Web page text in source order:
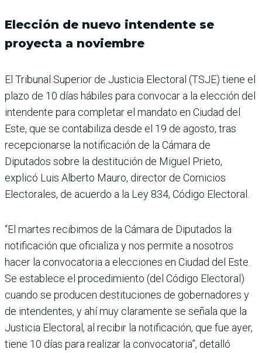
Elección de nuevo intendente se
proyecta a noviembre
El Tribunal Superior de Justicia Electoral (TSJE) tiene el
plazo de 10 días hábiles para convocar a la elección del
intendente para completar el mandato en Ciudad del
Este, que se contabi­liza desde el 19 de agosto, tras
recepcionarse la notificación de la Cámara de
Diputados sobre la destitución de Miguel Prieto,
explicó Luis Alberto Mauro, director de Comicios
Electorales, de acuerdo a la Ley 834, Código Electoral.
“El martes recibimos de la Cámara de Diputados la
notificación que oficializa y nos permite a nosotros
hacer la convocatoria a elecciones en Ciudad del Este.
Se establece el procedimiento (del Código Electoral)
cuando se producen destituciones de gobernadores y
de intendentes, y ahí muy claramente se señala que la
Justicia Electoral, al recibir la notificación, que fue ayer,
tiene 10 días para realizar la convocatoria”, detalló